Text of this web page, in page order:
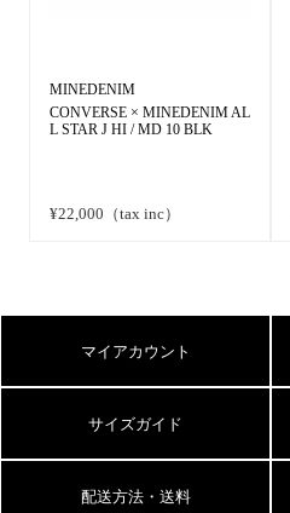
MINEDENIM
CONVERSE × MINEDENIM AL
L STAR J HI / MD 10 BLK
¥22,000（tax inc）
マイアカウント
サイズガイド
配送方法・送料